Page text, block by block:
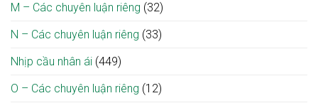
M – Các chuyên luận riêng (32)
N – Các chuyên luận riêng (33)
Nhịp cầu nhân ái (449)
O – Các chuyên luận riêng (12)